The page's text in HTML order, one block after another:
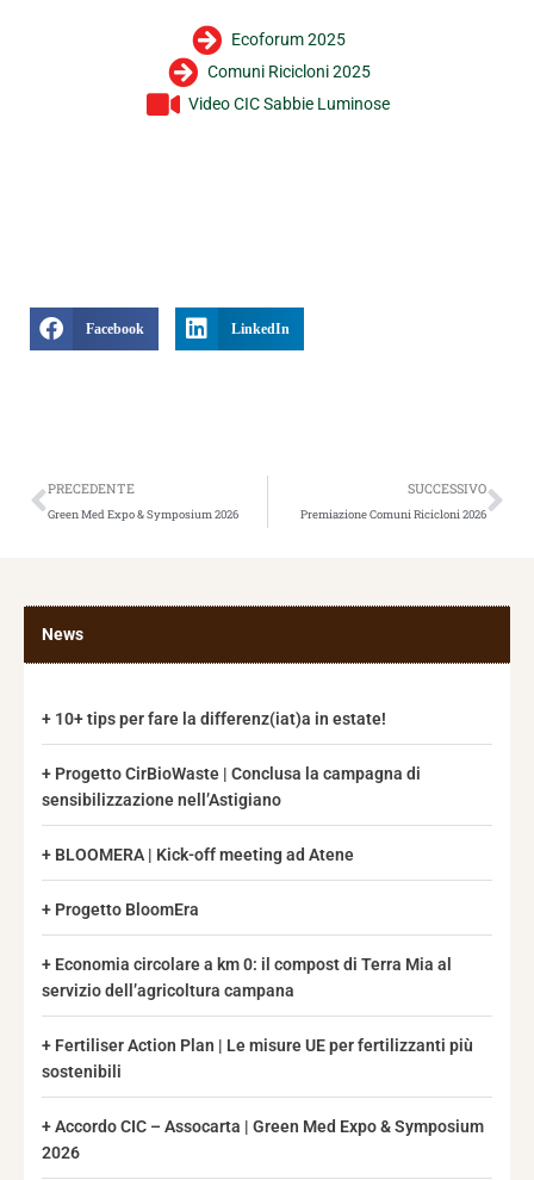
News
10+ tips per fare la differenz(iat)a in estate!
Progetto CirBioWaste | Conclusa la campagna di
sensibilizzazione nell’Astigiano
BLOOMERA | Kick-off meeting ad Atene
Progetto BloomEra
Economia circolare a km 0: il compost di Terra Mia al
servizio dell’agricoltura campana
Fertiliser Action Plan | Le misure UE per fertilizzanti più
sostenibili
Accordo CIC – Assocarta | Green Med Expo & Symposium
2026
Ecoforum 2025
Comuni Ricicloni 2025
Video CIC Sabbie Luminose
Facebook LinkedIn
Precedente
PRECEDENTE
Green Med Expo & Symposium 2026
SUCCESSIVO
Premiazione Comuni Ricicloni 2026